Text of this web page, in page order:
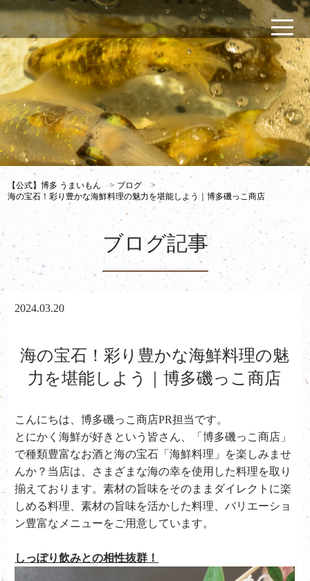
【公式】博多 うまいもん > ブログ
>
海の宝石！彩り豊かな海鮮料理の魅力を堪能しよう｜博多磯っこ商店
ブログ記事
2024.03.20
海の宝石！彩り豊かな海鮮料理の魅
力を堪能しよう｜博多磯っこ商店
こんにちは、博多磯っこ商店PR担当です。
とにかく海鮮が好きという皆さん、「博多磯っこ商店」
で種類豊富なお酒と海の宝石「海鮮料理」を楽しみませ
んか？当店は、さまざまな海の幸を使用した料理を取り
揃えております。素材の旨味をそのままダイレクトに楽
しめる料理、素材の旨味を活かした料理、バリエーショ
ン豊富なメニューをご用意しています。
しっぽり飲みとの相性抜群！